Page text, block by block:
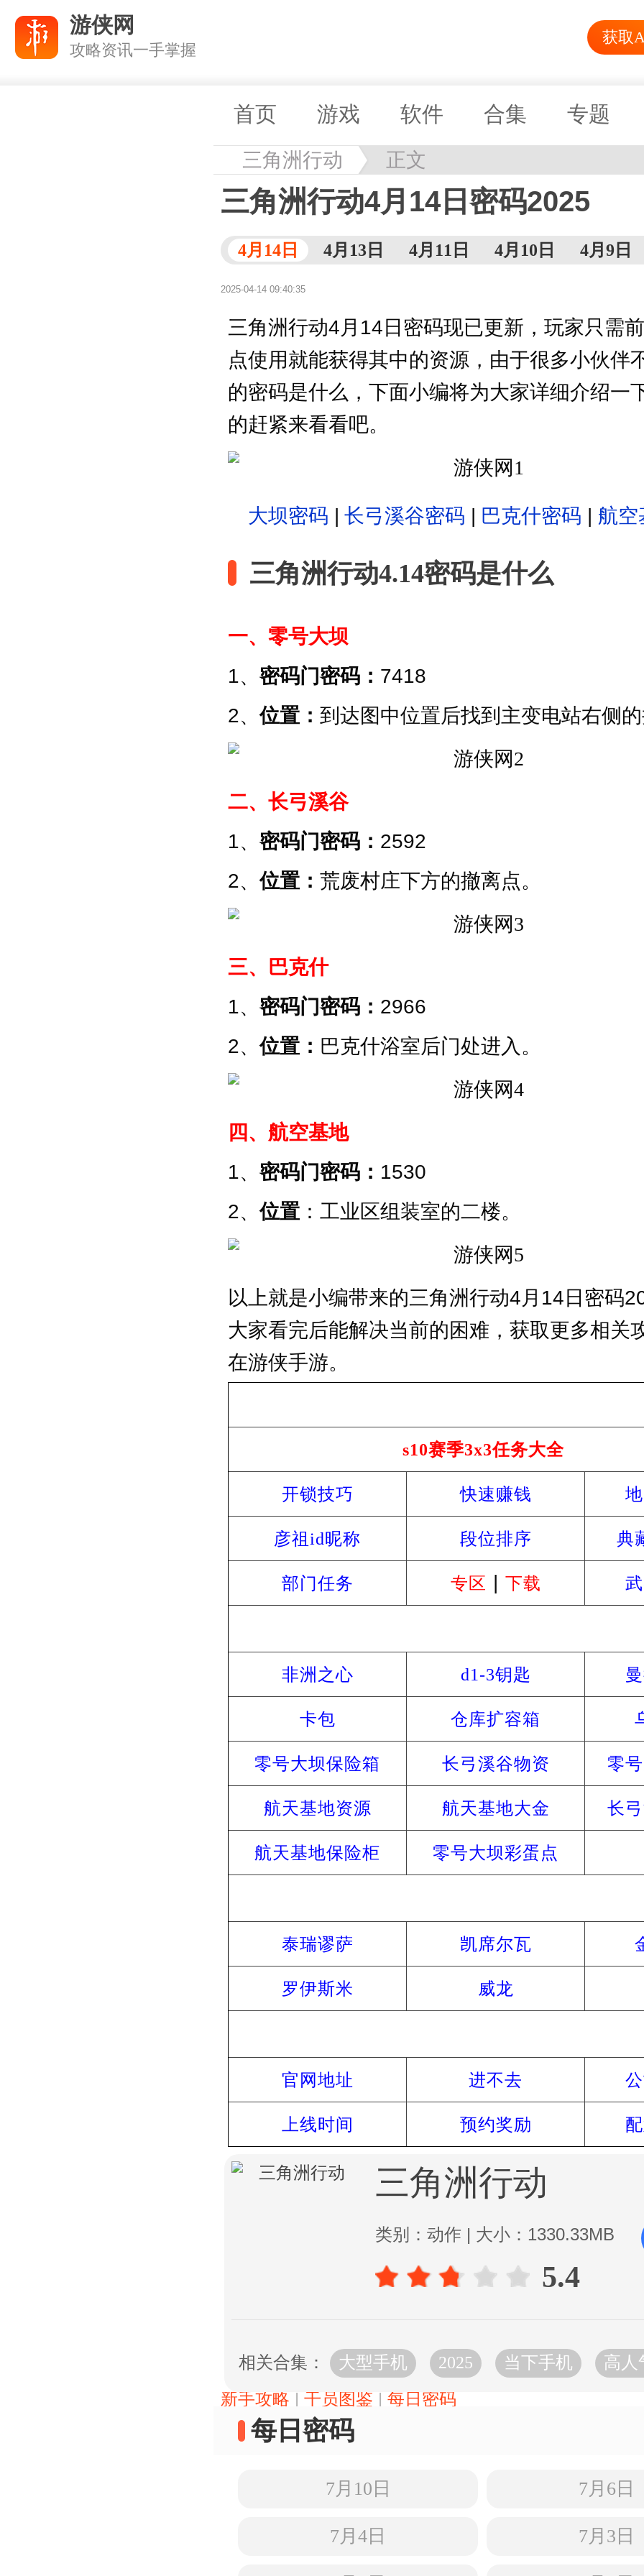
游侠网
攻略资讯一手掌握
获取
首页 游戏 软件 合集 专题
三角洲行动 正文
三角洲行动4月14日密码2025
4月14日 4月13日 4月11日 4月10日 4月9日
2025-04-14 09:40:35
三角洲行动4月14日密码现已更新，玩家只需
点使用就能获得其中的资源，由于很多小伙伴
的密码是什么，下面小编将为大家详细介绍一
的赶紧来看看吧。
大坝密码 | 长弓溪谷密码 | 巴克什密码 | 航空
三角洲行动4.14密码是什么
一、零号大坝
1、密码门密码： 7418
2、位置： 到达图中位置后找到主变电站右侧
二、长弓溪谷
1、密码门密码： 2592
2、位置： 荒废村庄下方的撤离点。
三、巴克什
1、密码门密码： 2966
2、位置： 巴克什浴室后门处进入。
四、航空基地
1、密码门密码： 1530
2、位置 ：工业区组装室的二楼。
以上就是小编带来的三角洲行动4月14日密码
大家看完后能解决当前的困难，获取更多相关
在游侠手游。
s10赛季3x3任务大全
开锁技巧 快速赚钱
彦祖id昵称 段位排序 典
部门任务 专区 | 下载
非洲之心 d1-3钥匙
卡包 仓库扩容箱
零号大坝保险箱 长弓溪谷物资 零
航天基地资源 航天基地大金 长
航天基地保险柜 零号大坝彩蛋点
泰瑞谬萨 凯席尔瓦
罗伊斯米 威龙
官网地址 进不去
上线时间 预约奖励
三角洲行动
类别：动作 | 大小：1330.33MB
5.4
相关合集： 大型手机 2025 当下手机
高人
新手攻略 | 干员图鉴 | 每日密码
每日密码
7月10日 7月6日
7月4日 7月3日